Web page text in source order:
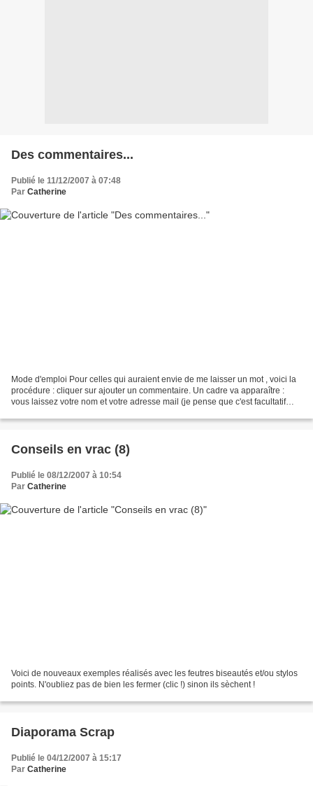
Des commentaires...
Publié le 11/12/2007 à 07:48
Par Catherine
Mode d'emploi Pour celles qui auraient envie de me laisser un mot , voici la
procédure : cliquer sur ajouter un commentaire. Un cadre va apparaître :
vous laissez votre nom et votre adresse mail (je pense que c'est facultatif
Conseils en vrac (8)
Publié le 08/12/2007 à 10:54
Par Catherine
Voici de nouveaux exemples réalisés avec les feutres biseautés et/ou stylos
points. N'oubliez pas de bien les fermer (clic !) sinon ils sèchent !
Diaporama Scrap
Publié le 04/12/2007 à 15:17
Par Catherine